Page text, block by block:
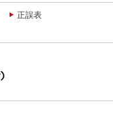
正誤表